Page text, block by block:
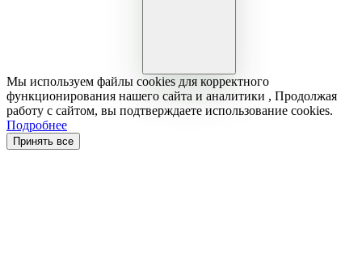
Мы используем файлы cookies для корректного
функционирования нашего сайта и аналитики , Продолжая
работу с сайтом, вы подтверждаете использование cookies.
Подробнее
Принять все